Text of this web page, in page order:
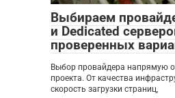
Выбираем
и Dedicated
проверенных
Выбор провайдера напрямую
проекта. От качества
скорость загрузки страниц,